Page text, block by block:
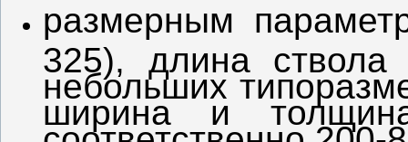
размерным
325), длина
небольших
ширина и
соответственно